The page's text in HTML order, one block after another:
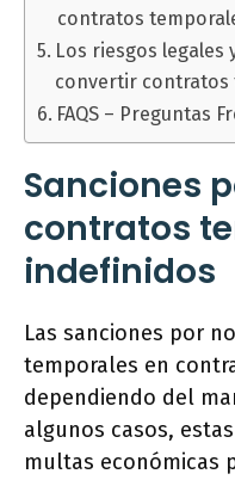
contratos
Los riesgos legales
convertir contratos
FAQS – Preguntas
Sanciones
contratos
indefinidos
Las sanciones por
temporales en
dependiendo del
algunos casos,
multas económicas